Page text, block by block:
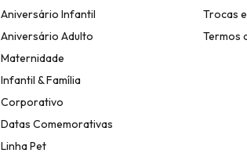
Aniversário Infantil
Aniversário Adulto
Maternidade
Infantil & Família
Corporativo
Datas Comemorativas
Linha Pet
Trocas
Termos